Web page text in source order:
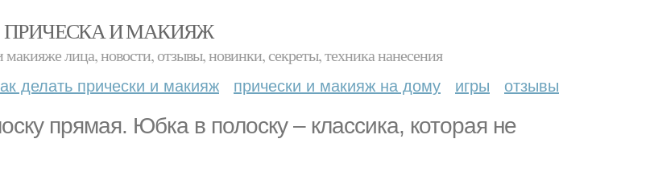
ПРИЧЕСКА И МАКИЯЖ
лица, новости, отзывы, новинки, секреты, техника нанесения
делать прически и макияж прически и макияж на дому игры отзывы
прямая. Юбка в полоску – классика, которая не